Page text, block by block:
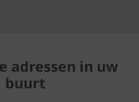
adressen in uw
buurt